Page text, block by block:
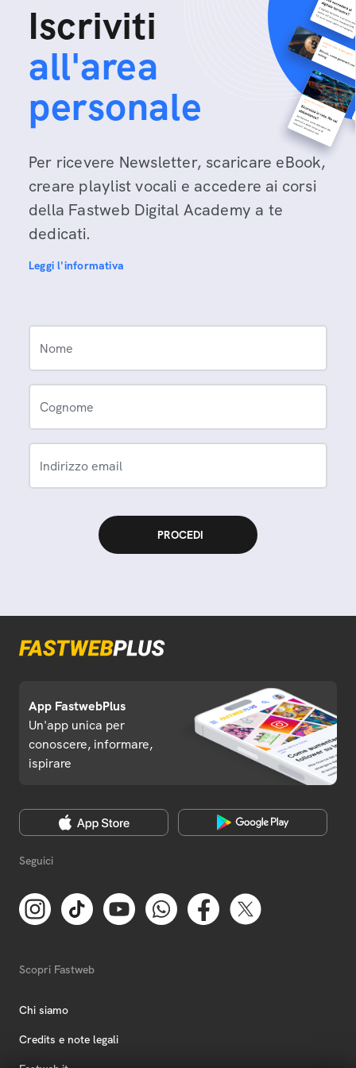
Iscriviti
all'area
personale
Per ricevere Newsletter, scaricare eBook,
creare playlist vocali e accedere ai corsi
della Fastweb Digital Academy a te
dedicati.
Leggi l'informativa
Nome
Cognome
Indirizzo email
App FastwebPlus
Un'app unica per
conoscere, informare,
ispirare
Seguici
Scopri Fastweb
Chi siamo
Credits e note legali